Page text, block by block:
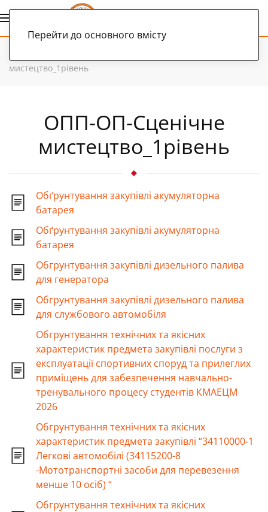
Перейти до основного вмісту
мистецтво_1рівень
ОПП-ОП-Сценічне
мистецтво_1рівень
Обґрунтування закупівлі акумуляторна
батарея
Обґрунтування закупівлі акумуляторна
батарея
Обгрунтування закупівлі дизельного палива
для генератора
Обгрунтування закупівлі дизельного палива
для службового автомобіля
Обгрунтування технічних та якісних
характеристик предмета закупівлі послуги з
експлуатації спортивних споруд та прилеглих
приміщень для забезпечення навчально-
тренувального процесу студентів КМАЕЦМ
2026
Обгрунтування технічних та якісних
характеристик предмета закупівлі “34110000-1
Легкові автомобілі (34115200-8
-Мототранспортні засоби для перевезення
менше 10 осіб) “
Обгрунтування технічних та якісних